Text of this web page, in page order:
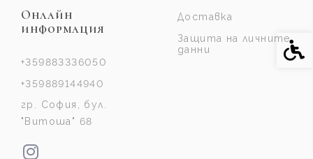
Онлайн
информация
+359883336050
+359889144940
гр. София, бул.
"Витоша" 68
Доставка
Защита на личните
данни